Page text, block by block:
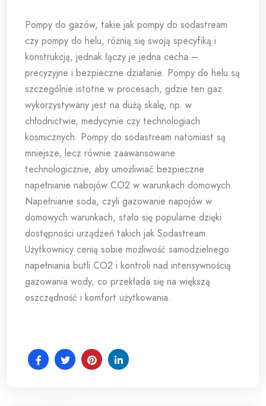
Pompy do gazów, takie jak pompy do sodastream
czy pompy do helu, różnią się swoją specyfiką i
konstrukcją, jednak łączy je jedna cecha –
precyzyjne i bezpieczne działanie. Pompy do helu są
szczególnie istotne w procesach, gdzie ten gaz
wykorzystywany jest na dużą skalę, np. w
chłodnictwie, medycynie czy technologiach
kosmicznych. Pompy do sodastream natomiast są
mniejsze, lecz równie zaawansowane
technologicznie, aby umożliwiać bezpieczne
napełnianie nabojów CO2 w warunkach domowych.
Napełnianie soda, czyli gazowanie napojów w
domowych warunkach, stało się popularne dzięki
dostępności urządzeń takich jak Sodastream.
Użytkownicy cenią sobie możliwość samodzielnego
napełniania butli CO2 i kontroli nad intensywnością
gazowania wody, co przekłada się na większą
oszczędność i komfort użytkowania.